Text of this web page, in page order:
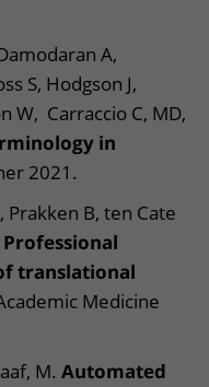
A,
S, Hodgson J,
W, Carraccio C, MD,
in
2021.
B, ten Cate
translational
Medicine
M. Automated